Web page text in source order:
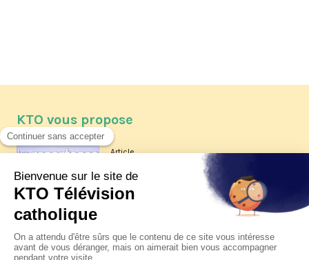
KTO vous propose
Article
Les reportages d'été 2026 de KTO
La visite pastorale du pape Léon
XIV à Assise à suivre sur KTO le
jeudi 6 août